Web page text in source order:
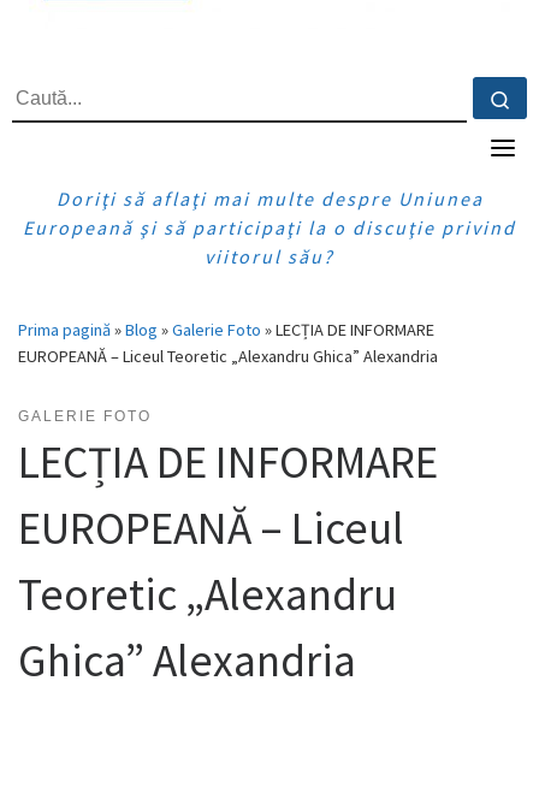
CĂUTARE
Doriţi să aflaţi mai multe despre Uniunea
Europeană şi să participaţi la o discuţie privind
viitorul său?
Prima pagină»Blog »Galerie Foto »LECȚIA DE INFORMARE
EUROPEANĂ – Liceul Teoretic „Alexandru Ghica” Alexandria
GALERIE FOTO
LECȚIA DE INFORMARE
EUROPEANĂ – Liceul
Teoretic „Alexandru
Ghica” Alexandria